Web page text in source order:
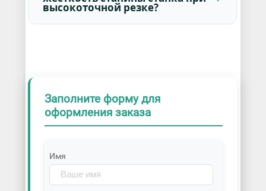
высокоточной резке?
Заполните форму для
оформления заказа
Имя